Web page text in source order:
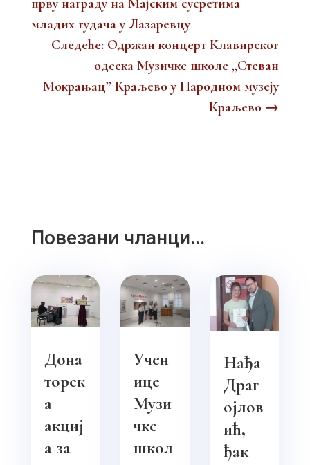
прву награду на Мајским сусретима
младих гудача у Лазаревцу
Следеће: Одржан концерт Клавирског
одсека Музичке школе „Стеван
Мокрањац” Краљево у Народном музеју
Краљево →
Повезани чланци...
Дона
торск
а
акциј
а за
Учен
ице
Музи
чке
школ
Нађа
Драг
ојлов
ић,
ђак